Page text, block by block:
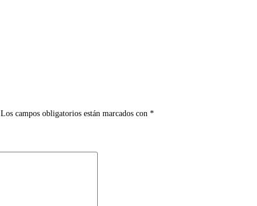
Los campos obligatorios están marcados con *